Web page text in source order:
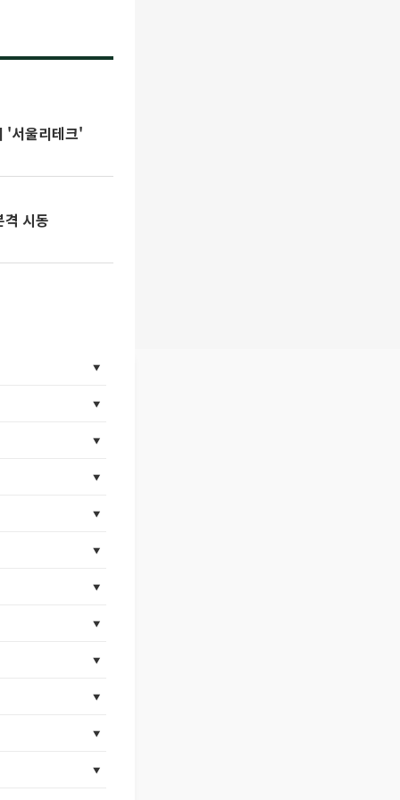
'서울리테크'
시동